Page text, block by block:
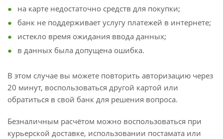
на карте недостаточно средств для покупки;
банк не поддерживает услугу платежей в интернете;
истекло время ожидания ввода данных;
в данных была допущена ошибка.
В этом случае вы можете повторить авторизацию через
20 минут, воспользоваться другой картой или
обратиться в свой банк для решения вопроса.
Безналичным расчётом можно воспользоваться при
курьерской доставке, использовании постамата или